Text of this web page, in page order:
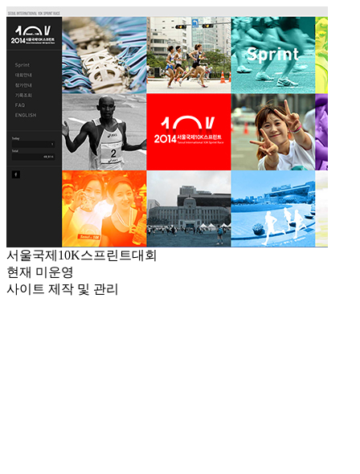
서울국제10K스프린트대회
현재 미운영
사이트 제작 및 관리